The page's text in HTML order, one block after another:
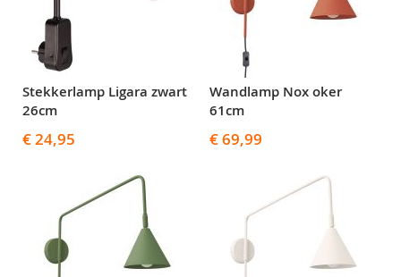
Stekkerlamp Ligara zwart
26cm
€ 24,95
Wandlamp Nox oker
61cm
€ 69,99